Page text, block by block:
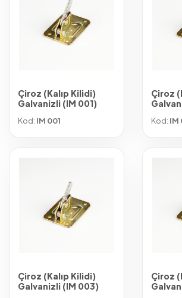
Çiroz (Kalıp Kilidi)
Galvanizli (IM 001)
Kod: IM 001
Çiroz
Kod: IM
Çiroz (Kalıp Kilidi)
Galvanizli (IM 003)
Çiroz